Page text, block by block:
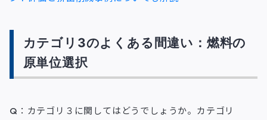
カテゴリ3のよくある間違い：燃料の
原単位選択
Q：カテゴリ３に関してはどうでしょうか。カテゴリ